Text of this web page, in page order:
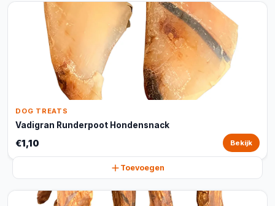
DOG TREATS
Vadigran Runderpoot Hondensnack
€1,10 Bekijk
Toevoegen